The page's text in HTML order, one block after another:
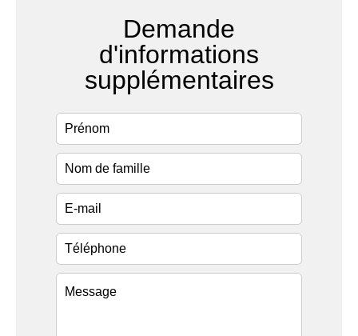
Demande
d'informations
supplémentaires